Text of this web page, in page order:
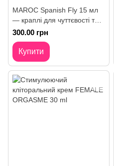
MAROC Spanish Fly 15 мл
— краплі для чуттєвості та
енергії
300.00 грн
Купити